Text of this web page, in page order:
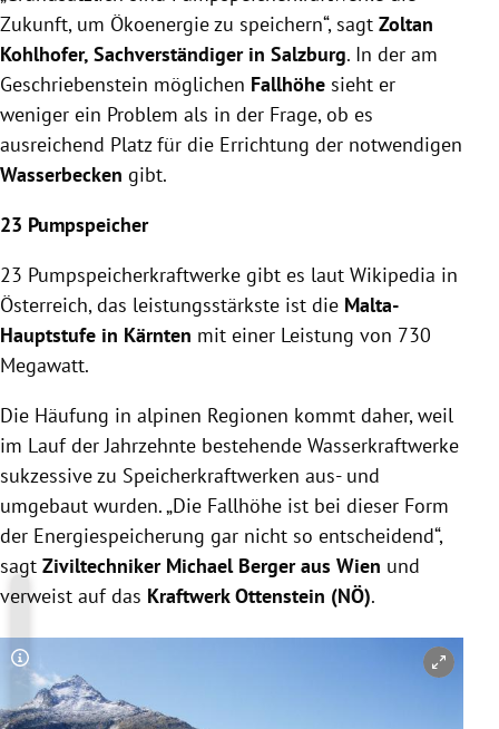
Zukunft, um Ökoenergie zu speichern“, sagt Zoltan
Kohlhofer, Sachverständiger in Salzburg. In der am
Geschriebenstein möglichen Fallhöhe sieht er
weniger ein Problem als in der Frage, ob es
ausreichend Platz für die Errichtung der notwendigen
Wasserbecken gibt.
23 Pumpspeicher
23 Pumpspeicherkraftwerke gibt es laut Wikipedia in
Österreich, das leistungsstärkste ist die Malta-
Hauptstufe in Kärnten mit einer Leistung von 730
Megawatt.
Die Häufung in alpinen Regionen kommt daher, weil
im Lauf der Jahrzehnte bestehende Wasserkraftwerke
sukzessive zu Speicherkraftwerken aus- und
umgebaut wurden. „Die Fallhöhe ist bei dieser Form
der Energiespeicherung gar nicht so entscheidend“,
sagt Ziviltechniker Michael Berger aus Wien und
verweist auf das Kraftwerk Ottenstein (NÖ).
Copyright-Hinweis öffnen/schließen